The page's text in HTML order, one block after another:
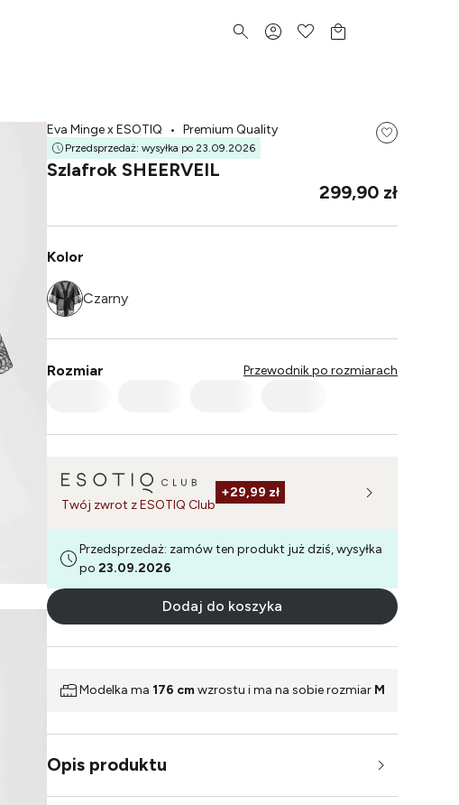
Eva Minge x ESOTIQ • Premium Quality
Przedsprzedaż: wysyłka po 23.09.2026
Szlafrok SHEERVEIL
299,90 zł
Kolor
Czarny
Rozmiar Przewodnik po rozmiarach
Twój zwrot z ESOTIQ Club
+29,99 zł
Przedsprzedaż: zamów ten produkt już dziś, wysyłka
po 23.09.2026
Dodaj do koszyka
Modelka ma 176 cmwzrostu i ma na sobie rozmiar M
Opis produktu